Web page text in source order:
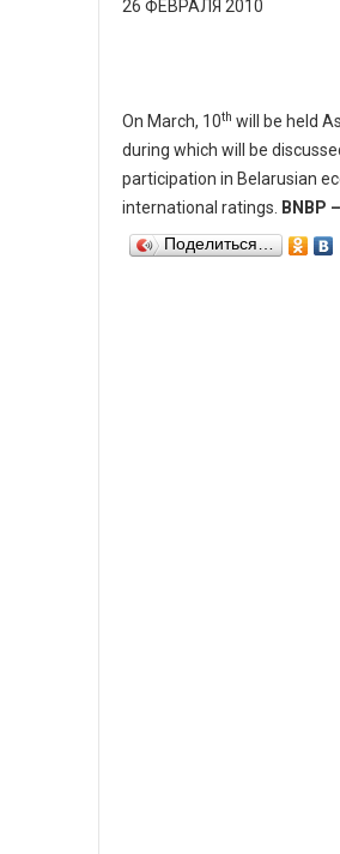
26 ФЕВРАЛЯ 2010
On March, 10th will be held
during which will be
participation in Belarusian
international ratings.
BNBP
Поделиться…